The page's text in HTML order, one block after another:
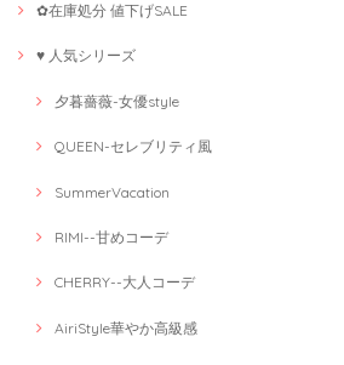
✿在庫処分 値下げSALE
♥ 人気シリーズ
夕暮薔薇-女優style
QUEEN-セレブリティ風
SummerVacation
RIMI--甘めコーデ
CHERRY--大人コーデ
AiriStyle華やか高級感